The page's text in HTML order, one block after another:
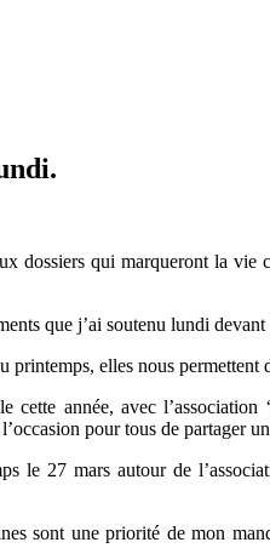
qui marqueront la vie
que j’ai soutenu lundi
elles nous
année, avec
pour tous de
le 27 mars autour de
sont une priorité de mon